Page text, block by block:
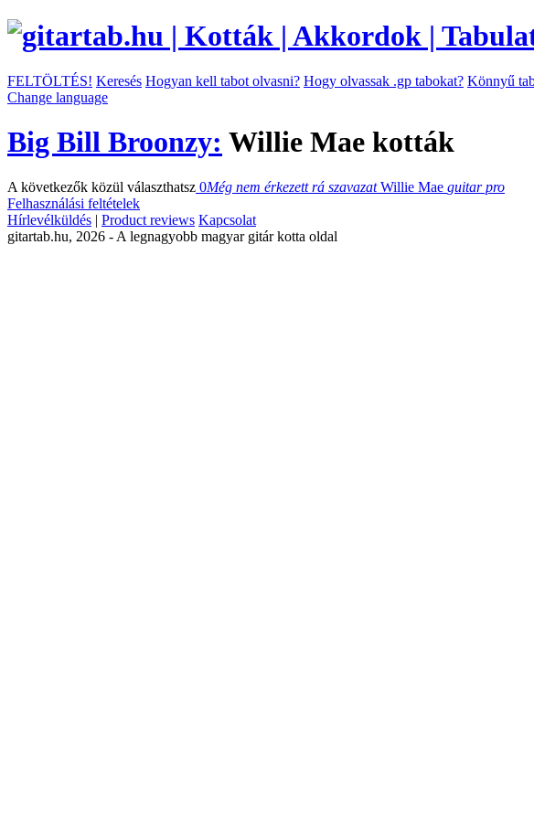
FELTÖLTÉS! Keresés Hogyan kell tabot olvasni? Hogy olvassak .gp tabokat? Könnyű
Change language
Big Bill Broonzy: Willie Mae kották
A következők közül választhatsz 0Még nem érkezett rá szavazatWillie Mae guitar pro
Felhasználási feltételek
Hírlevélküldés | Product reviews Kapcsolat
gitartab.hu, 2026 - A legnagyobb magyar gitár kotta oldal